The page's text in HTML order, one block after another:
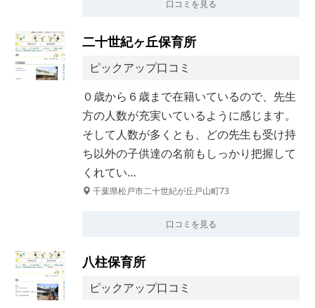
口コミを見る
二十世紀ヶ丘保育所
ピックアップ口コミ
０歳から６歳まで在籍いているので、先生
方の人数が充実いているように感じます。
そして人数が多くとも、どの先生も受け持
ち以外の子供達の名前もしっかり把握して
くれてい…
千葉県松戸市二十世紀が丘戸山町73
口コミを見る
八柱保育所
ピックアップ口コミ